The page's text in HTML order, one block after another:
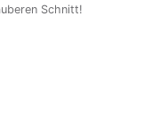
Schnitt!